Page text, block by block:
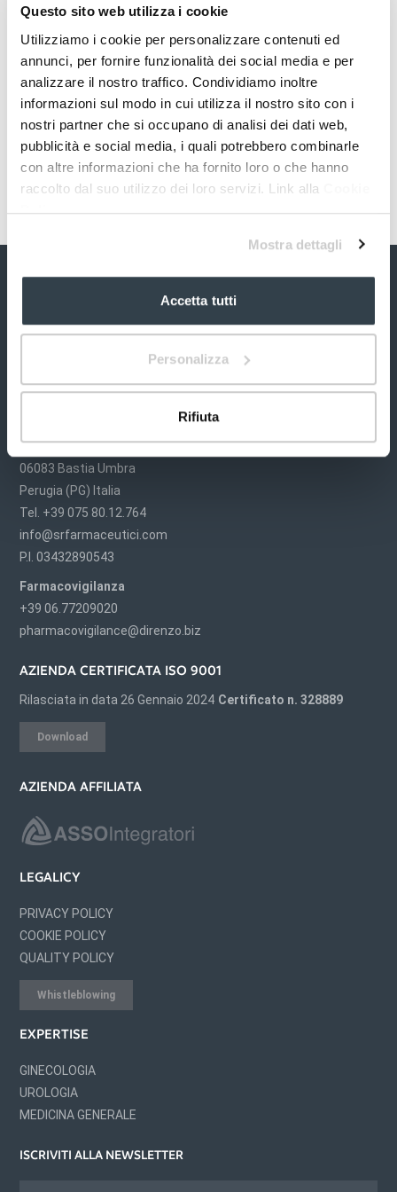
Questo sito web utilizza i cookie
Utilizziamo i cookie per personalizzare contenuti ed
annunci, per fornire funzionalità dei social media e per
analizzare il nostro traffico. Condividiamo inoltre
informazioni sul modo in cui utilizza il nostro sito con i
nostri partner che si occupano di analisi dei dati web,
pubblicità e social media, i quali potrebbero combinarle
con altre informazioni che ha fornito loro o che hanno
raccolto dal suo utilizzo dei loro servizi. Link alla
Policy
Mostra dettagli
Accetta tutti
Personalizza
Rifiuta
Via dei Pioppi, 2
06083 Bastia Umbra
Perugia (PG) Italia
Tel. +39 075 80.12.764
info@srfarmaceutici.com
P.I. 03432890543
Farmacovigilanza
+39 06.77209020
pharmacovigilance@direnzo.biz
AZIENDA CERTIFICATA ISO 9001
Rilasciata in data 26 Gennaio 2024 Certificato n. 328889
Download
AZIENDA AFFILIATA
LEGALICY
PRIVACY POLICY
COOKIE POLICY
QUALITY POLICY
Whistleblowing
EXPERTISE
GINECOLOGIA
UROLOGIA
MEDICINA GENERALE
ISCRIVITI ALLA NEWSLETTER